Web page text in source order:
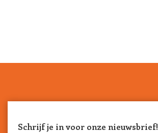
Schrijf je in voor onze nieuwsbrief!